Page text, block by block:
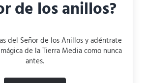
de los anillos?
del Señor de los Anillos y adéntrate
de la Tierra Media como nunca
antes.